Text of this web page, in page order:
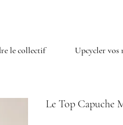
le collectif Upcycler vos
Le Top Capuche